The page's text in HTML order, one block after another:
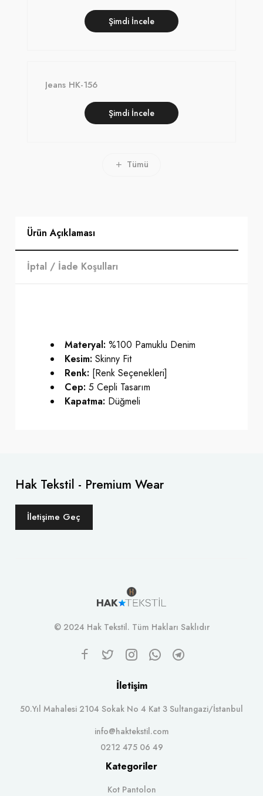
Şimdi İncele
Jeans HK-156
Şimdi İncele
Tümü
Ürün Açıklaması
İptal / İade Koşulları
Materyal: %100 Pamuklu Denim
Kesim: Skinny Fit
Renk: [Renk Seçenekleri]
Cep: 5 Cepli Tasarım
Kapatma: Düğmeli
Hak Tekstil - Premium Wear
İletişime Geç
© 2024 Hak Tekstil. Tüm Hakları Saklıdır
İletişim
50.Yıl Mahalesi 2104 Sokak No 4 Kat 3 Sultangazi/İstanbul
info@haktekstil.com
0212 475 06 49
Kategoriler
Kot Pantolon